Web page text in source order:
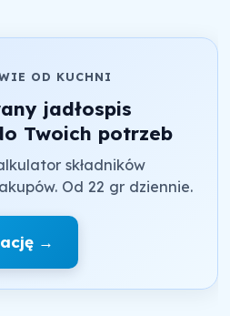
OD KUCHNI
jadłospis
Twoich potrzeb
składników
Od 22 gr dziennie.
→